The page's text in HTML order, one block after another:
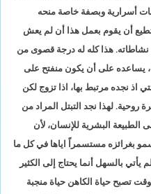
أسرارية وبصفة خاصة منحه
أن يقوم بعمل هذا أن لم يعش
نشاطاته. هذا كله له درجة قصوى من
يساعده على أن يكون منفتح على
نجده مرتبط بها، اذا تزوج لكن
روحية. لهذا نجد التبتل المراد من
البشرية للإنسان، لأن
بغرائزه مستسمراً اياها في كل ما
بالسهل أنما يحتاج إلى الكثير
تصبح حياة الكاهن حياة منجبة